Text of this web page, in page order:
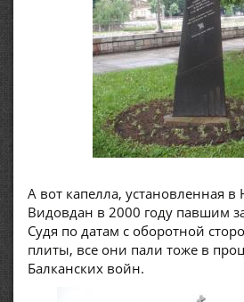
А вот капелла, установленная
Видовдан в 2000 году павшим
Судя по датам с оборотной
плиты, все они пали тоже в
Балканских войн.